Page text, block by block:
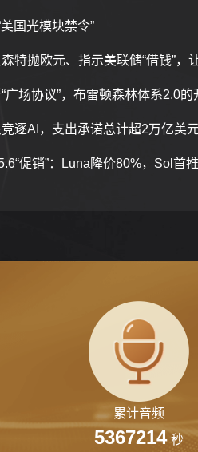
国光模块禁令”
逐AI，支出承诺总计超2万亿美
促销”：Luna降价80%，Sol首
累计音频
5367214 秒
盖宏观经济、金融市场、投资